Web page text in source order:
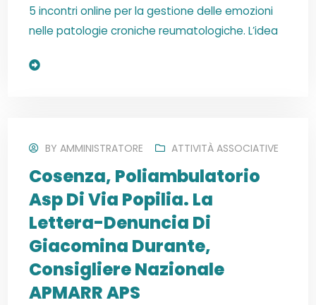
5 incontri online per la gestione delle emozioni
nelle patologie croniche reumatologiche. L’idea
BYAMMINISTRATORE ATTIVITÀ ASSOCIATIVE
Cosenza, Poliambulatorio
Asp Di Via Popilia. La
Lettera-Denuncia Di
Giacomina Durante,
Consigliere Nazionale
APMARR APS